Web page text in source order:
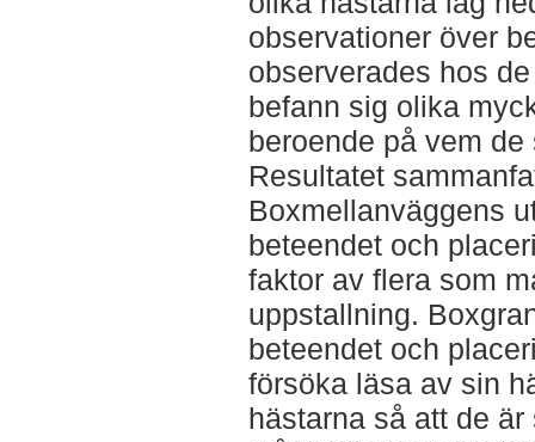
observationer över
observerades hos
befann sig olika
beroende på vem
Resultatet
Boxmellanväggens
beteendet och
faktor av flera som
uppstallning.
beteendet och
försöka läsa av sin
hästarna så att de